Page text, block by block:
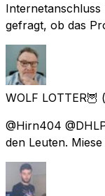
gefragt, ob das
WOLF LOTTER🦉
@Hirn404
den Leuten.